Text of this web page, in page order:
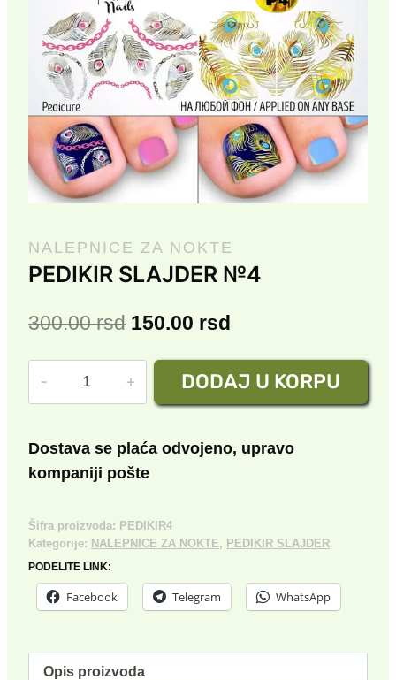
NALEPNICE ZA NOKTE
PEDIKIR SLAJDER №4
300.00rsd Originalna
cena
je
300.00 rsd.
150.00 rsd
cena
je:
PEDIKIR
količina
DODAJ U KORPU
Dostava se plaća odvojeno, upravo
kompaniji pošte
Šifra proizvoda: PEDIKIR4
Kategorije: NALEPNICE ZA NOKTE, PEDIKIR SLAJDER
PODELITE LINK:
Facebook Telegram WhatsApp
Opis proizvoda